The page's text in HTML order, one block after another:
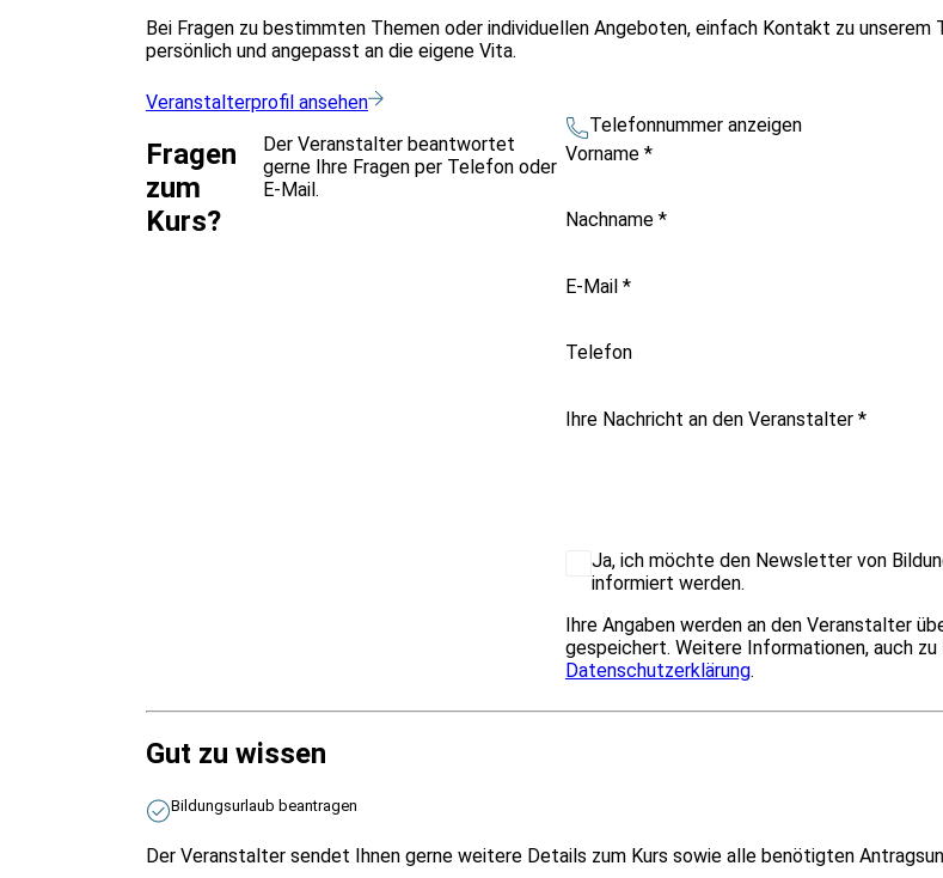
Bei Fragen zu bestimmten Themen oder individuellen Angeboten, einfach Kontakt zu
persönlich und angepasst an die eigene Vita.
Veranstalterprofil ansehen
Fragen
zum
Kurs?
Der Veranstalter beantwortet
gerne Ihre Fragen per Telefon oder
E-Mail.
Telefonnummer anzeigen
Vorname *
Nachname *
E-Mail *
Telefon
Ihre Nachricht an den Veranstalter *
Ja, ich möchte den Newsletter von
informiert werden.
Ihre Angaben werden an den Veranstalter
gespeichert. Weitere Informationen, auch zu
Datenschutzerklärung.
Gut zu wissen
Bildungsurlaub beantragen
Der Veranstalter sendet Ihnen gerne weitere Details zum Kurs sowie alle benötigten